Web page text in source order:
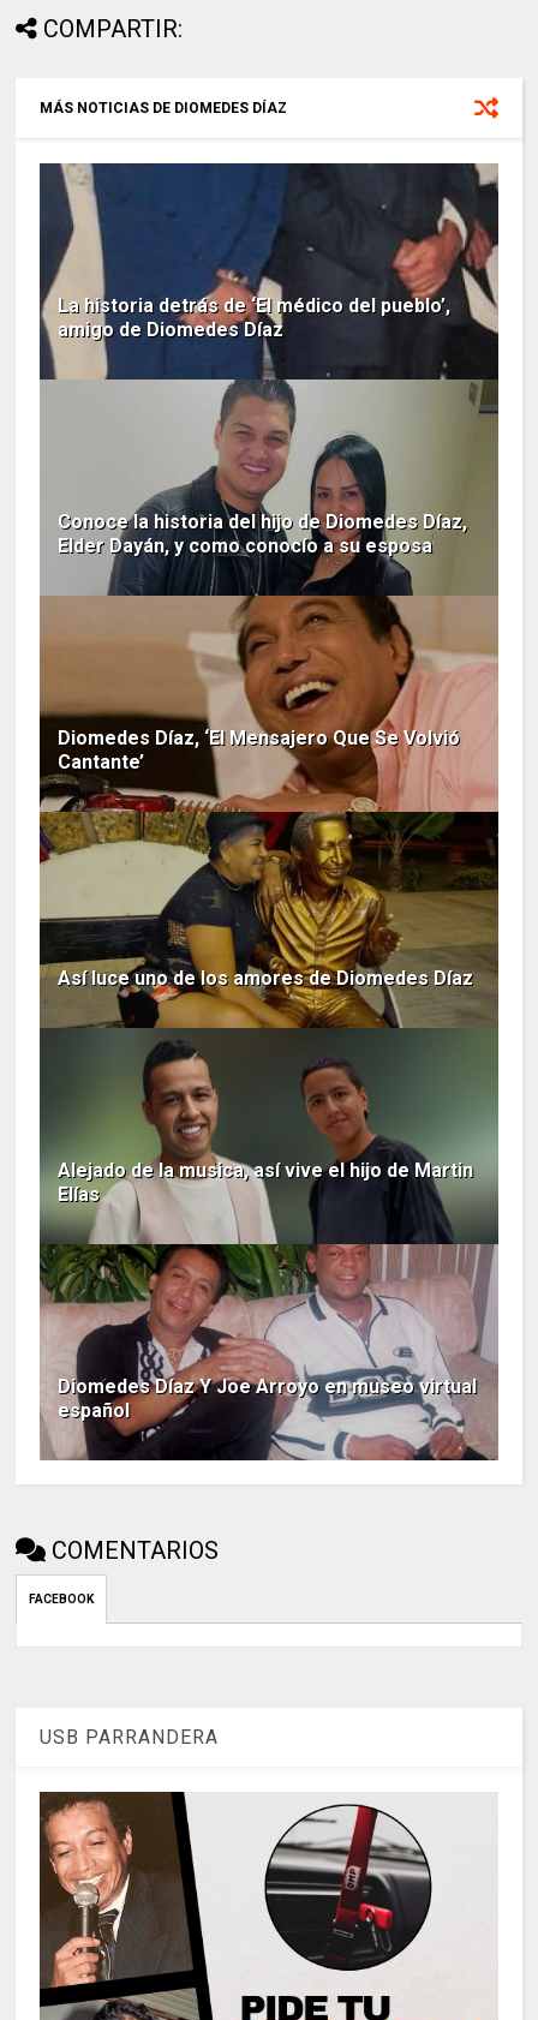
COMPARTIR:
MÁS NOTICIAS DE DIOMEDES DÍAZ
La historia detrás de ‘El médico del pueblo’,
amigo de Diomedes Díaz
Conoce la historia del hijo de Diomedes Díaz,
Elder Dayán, y como conocío a su esposa
Diomedes Díaz, ‘El Mensajero Que Se Volvió
Cantante’
Así luce uno de los amores de Diomedes Díaz
Alejado de la musica, así vive el hijo de Martin
Elías
Diomedes Díaz Y Joe Arroyo en museo virtual
español
COMENTARIOS
FACEBOOK
USB PARRANDERA